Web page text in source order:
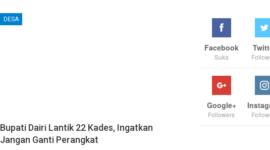
DESA
Bupati Dairi Lantik 22 Kades, Ingatkan
Jangan Ganti Perangkat
Facebook
Suka
Google+
Followers